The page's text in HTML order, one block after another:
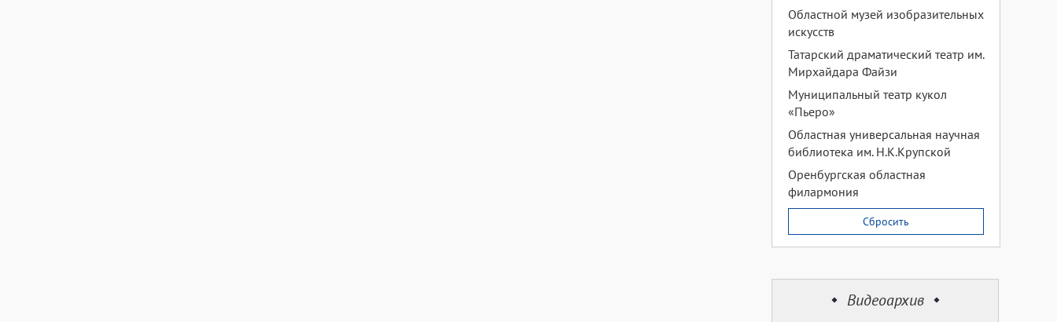
Областной музей изобразительных
искусств
Татарский драматический театр им.
Мирхайдара Файзи
Муниципальный театр кукол
«Пьеро»
Областная универсальная научная
библиотека им. Н.К.Крупской
Оренбургская областная
филармония
Сбросить
Видеоархив